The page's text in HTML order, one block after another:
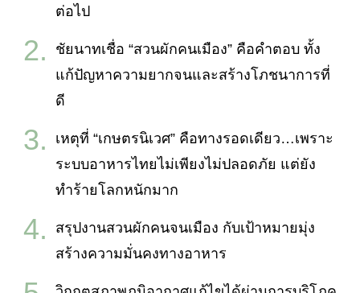
ต่อไป
ชัยนาทเชื่อ “สวนผักคนเมือง” คือคำตอบ ทั้ง
แก้ปัญหาความยากจนและสร้างโภชนาการที่
ดี
เหตุที่ “เกษตรนิเวศ” คือทางรอดเดียว…เพราะ
ระบบอาหารไทยไม่เพียงไม่ปลอดภัย แต่ยัง
ทำร้ายโลกหนักมาก
สรุปงานสวนผักคนจนเมือง กับเป้าหมายมุ่ง
สร้างความมั่นคงทางอาหาร